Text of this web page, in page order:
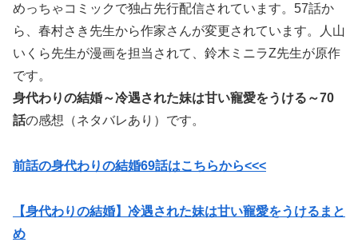
めっちゃコミックで独占先行配信されています。57話か
ら、 春村さき先生から作家さんが変更されています。
人山
いくら先生が漫画を担当されて、 鈴木ミニラZ先生が原作
です。
身代わりの結婚～冷遇された妹は甘い寵愛をうける～70
話の感想（ネタバレあり）です。
前話の身代わりの結婚69話はこちらから<<<
【身代わりの結婚】冷遇された妹は甘い寵愛をうけるまと
め